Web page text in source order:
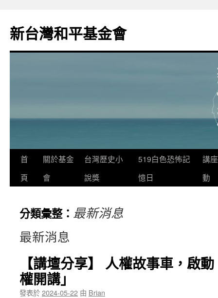
新台灣和平基金會
首
頁
關於基金
會
台灣歷史小
說獎
519白色恐怖記
憶日
講
動
分類彙整： 最新消息
最新消息
【講壇分享】 人權故事車，啟
權開講」
發表於2024-05-22 由 Brian